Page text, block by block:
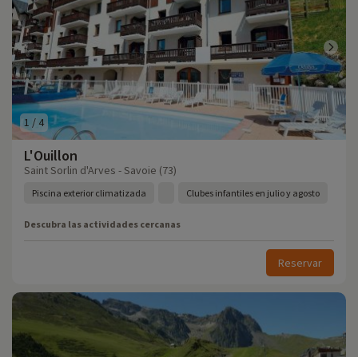
1 / 4
L'Ouillon
Saint Sorlin d'Arves - Savoie (73)
Piscina exterior climatizada Clubes infantiles en julio y agosto
Descubra las actividades cercanas
Reservar